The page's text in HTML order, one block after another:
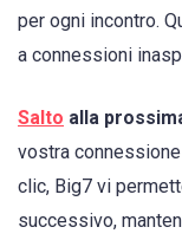
per ogni incontro.
a connessioni
Salto alla
vostra
clic, Big7 vi
successivo,